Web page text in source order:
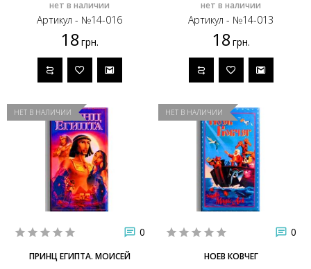
нет в наличии
Артикул - №14-016
18 грн.
нет в наличии
Артикул - №14-013
18 грн.
НЕТ В НАЛИЧИИ
0
ПРИНЦ ЕГИПТА. МОИСЕЙ
НЕТ В НАЛИЧИИ
0
НОЕВ КОВЧЕГ